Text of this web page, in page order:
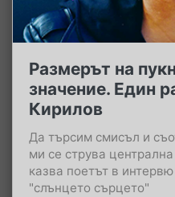
Размерът на
значение. Един
Кирилов
Да търсим смисъл и
ми се струва
казва поетът в
"слънцето сърцето"